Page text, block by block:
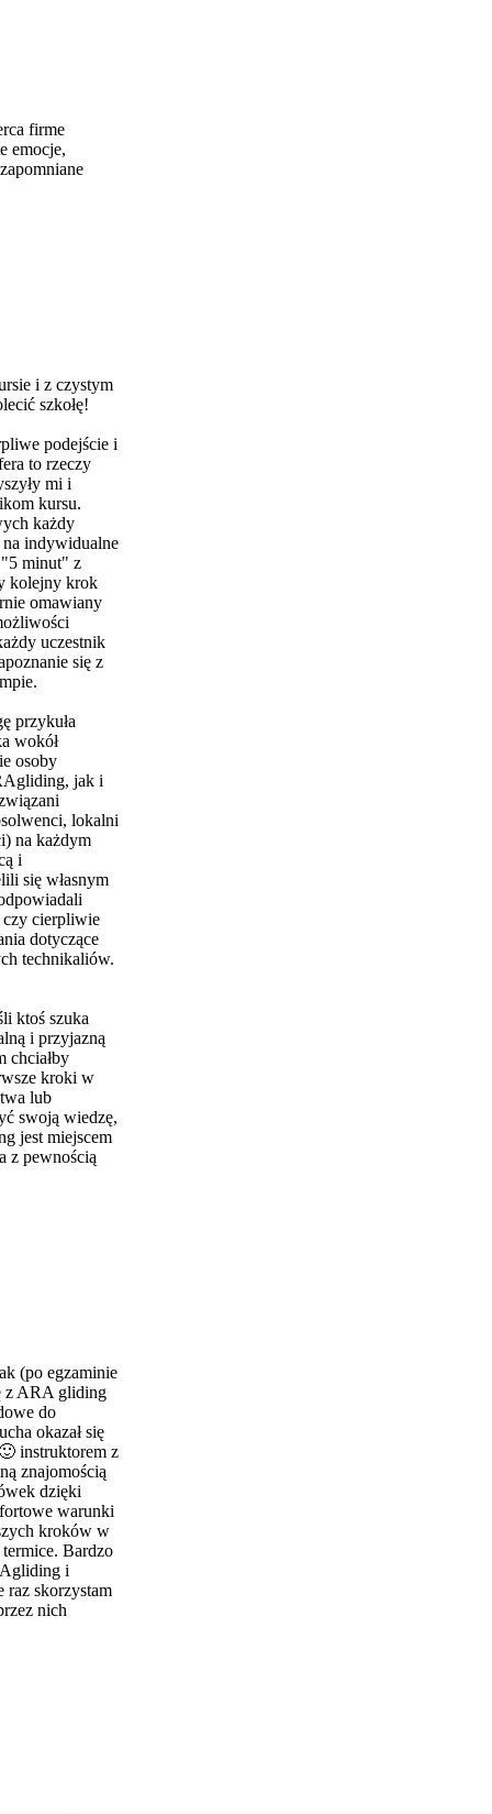
firme
emocje,
i z czystym
szkołę!
podejście i
to rzeczy
mi i
kursu.
każdy
na indywidualne
minut" z
kolejny krok
omawiany
uczestnik
się z
przykuła
wokół
osoby
jak i
lokalni
na każdym
i
się własnym
cierpliwie
dotyczące
technikaliów.
ktoś szuka
i przyjazną
chciałby
kroki w
lub
swoją wiedzę,
jest miejscem
z pewnością
(po egzaminie
z ARA gliding
do
okazał się
instruktorem z
znajomością
dzięki
warunki
kroków w
Bardzo
i
raz skorzystam
nich